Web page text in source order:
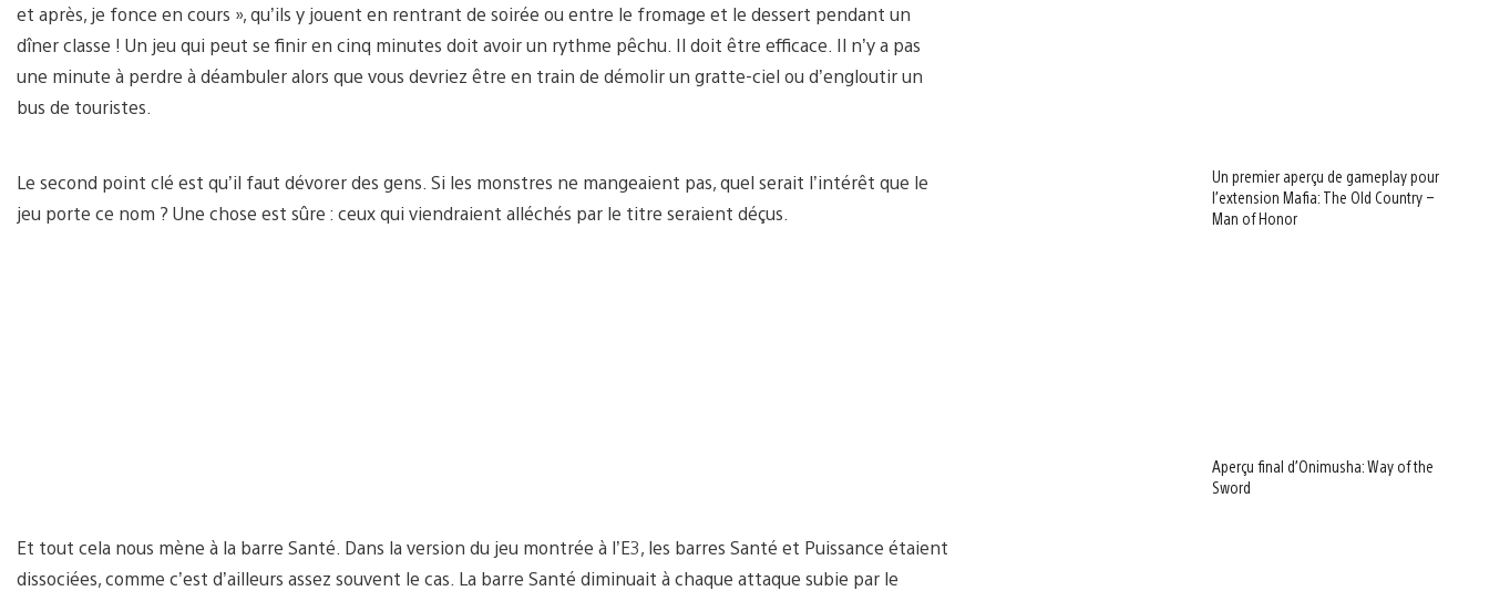
et après, je fonce en cours », qu’ils y jouent en rentrant de soirée ou entre le fromage et le dessert pendant un
dîner classe ! Un jeu qui peut se finir en cinq minutes doit avoir un rythme pêchu. Il doit être efficace. Il n’y a pas
une minute à perdre à déambuler alors que vous devriez être en train de démolir un gratte-ciel ou d’engloutir un
bus de touristes.
Le second point clé est qu’il faut dévorer des gens. Si les monstres ne mangeaient pas, quel serait l’intérêt que le
jeu porte ce nom ? Une chose est sûre : ceux qui viendraient alléchés par le titre seraient déçus.
Et tout cela nous mène à la barre Santé. Dans la version du jeu montrée à l’E3, les barres Santé et Puissance étaient
dissociées, comme c’est d’ailleurs assez souvent le cas. La barre Santé diminuait à chaque attaque subie par le
Un premier aperçu de gameplay pour
l’extension Mafia: The Old Country –
Man of Honor
Aperçu final d’Onimusha: Way of the
Sword